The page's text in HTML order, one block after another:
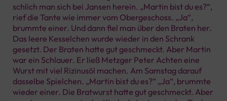
schlich man sich bei Jansen herein. „Martin bist du es?“,
rief die Tante wie immer vom Obergeschoss. „Ja“,
brummte einer. Und dann fiel man über den Braten her.
Das leere Kesselchen wurde wieder in den Schrank
gesetzt. Der Braten hatte gut geschmeckt. Aber Martin
war ein Schlauer. Er ließ Metzger Peter Achten eine
Wurst mit viel Rizinusöl machen. Am Samstag darauf
dasselbe Spielchen. „Martin bist du es?“ „Ja“, brummte
wieder einer. Die Bratwurst hatte gut geschmeckt. Aber